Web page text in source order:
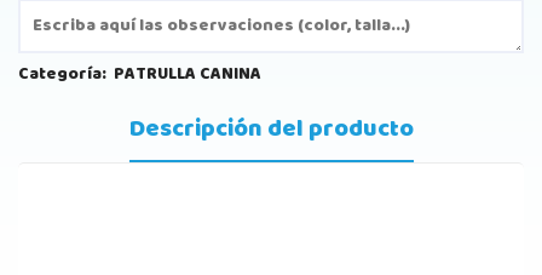
Categoría: PATRULLA CANINA
Descripción del producto